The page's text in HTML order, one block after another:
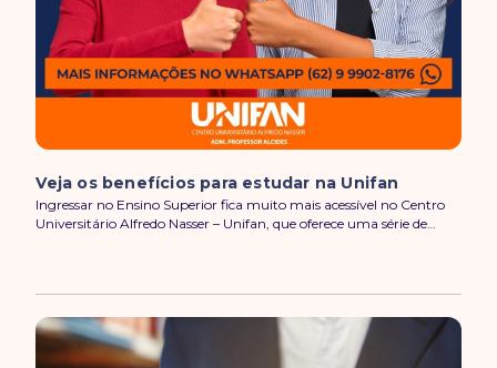
Veja os benefícios para estudar na Unifan
Ingressar no Ensino Superior fica muito mais acessível no Centro
Universitário Alfredo Nasser – Unifan, que oferece uma série de…